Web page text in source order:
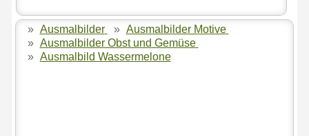
» Ausmalbilder » Ausmalbilder Motive
» Ausmalbilder Obst und Gemüse
» Ausmalbild Wassermelone